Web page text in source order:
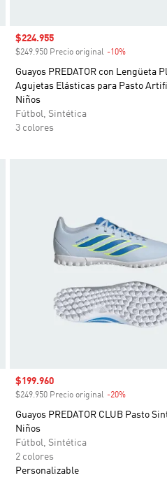
Precio de venta
$224.955
$249.950 Precio original -10%
Guayos PREDATOR con Lengüeta
Agujetas Elásticas para Pasto
Niños
Fútbol, Sintética
3 colores
Precio de venta
$199.960
$249.950 Precio original -20%
Guayos PREDATOR CLUB Pasto
Niños
Fútbol, Sintética
2 colores
Personalizable